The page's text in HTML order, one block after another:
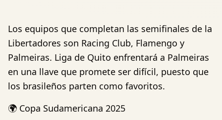
Los equipos que completan las semifinales de la
Libertadores son Racing Club, Flamengo y
Palmeiras. Liga de Quito enfrentará a Palmeiras
en una llave que promete ser difícil, puesto que
los brasileños parten como favoritos.
🌍 Copa Sudamericana 2025